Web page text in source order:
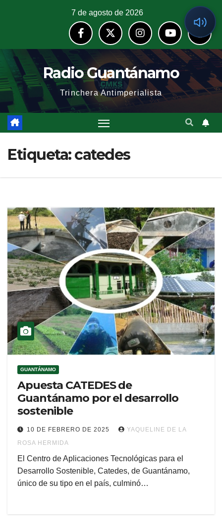
7 de agosto de 2026
Radio Guantánamo
Trinchera Antimperialista
Etiqueta:catedes
GUANTÁNAMO
Apuesta CATEDES de
Guantánamo por el desarrollo
sostenible
10 DE FEBRERO DE 2025
YAQUELINE DE LA
ROSA HERMIDA
El Centro de Aplicaciones Tecnológicas para el
Desarrollo Sostenible, Catedes, de Guantánamo,
único de su tipo en el país, culminó…